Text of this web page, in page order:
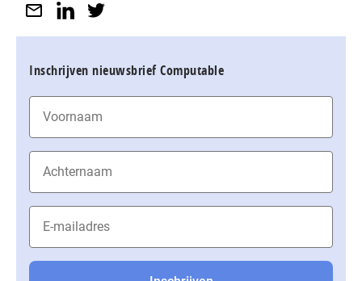
Inschrijven nieuwsbrief Computable